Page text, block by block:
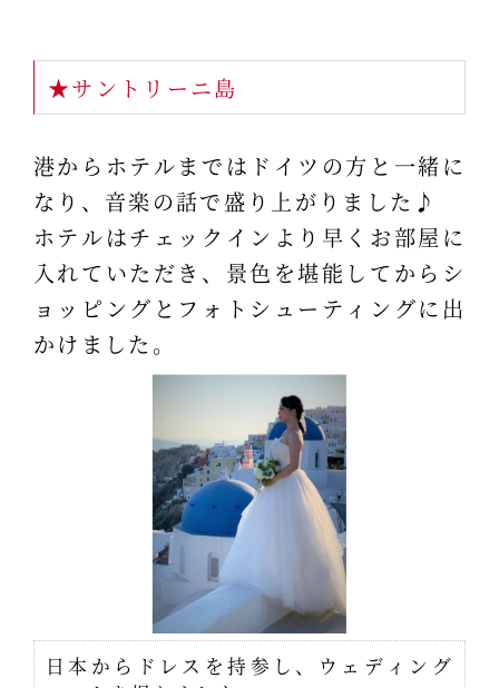
★サントリーニ島
港からホテルまではドイツの方と一緒に
なり、音楽の話で盛り上がりました♪
ホテルはチェックインより早くお部屋に
入れていただき、景色を堪能してからシ
ョッピングとフォトシューティングに出
かけました。
日本からドレスを持参し、ウェディング